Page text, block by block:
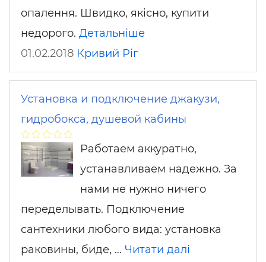
опалення. Швидко, якісно, купити
недорого. Детальніше
01.02.2018 Кривий Ріг
Установка и подключение джакузи,
гидробокса, душевой кабины
Работаем аккуратно,
устанавливаем надежно. За
нами не нужно ничего
переделывать. Подключение
сантехники любого вида: установка
раковины, биде, … Читати далі